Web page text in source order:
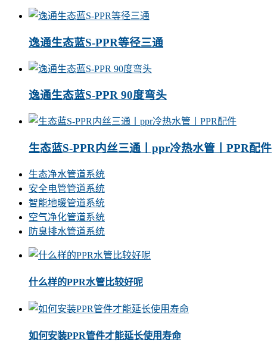
逸通生态蓝S-PPR等径三通
逸通生态蓝S-PPR 90度弯头
生态蓝S-PPR内丝三通丨ppr冷热水管丨PPR配件
生态净水管道系统
安全电管管道系统
智能地暖管道系统
空气净化管道系统
防臭排水管道系统
什么样的PPR水管比较好呢
如何安装PPR管件才能延长使用寿命